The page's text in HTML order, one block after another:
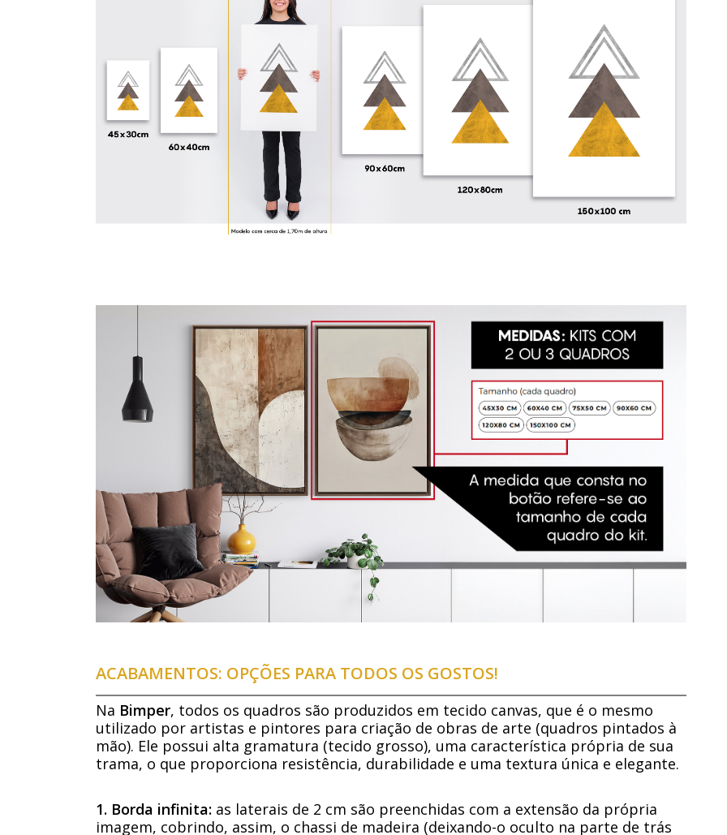
ACABAMENTOS: OPÇÕES PARA TODOS OS GOSTOS!
Na Bimper, todos os quadros são produzidos em tecido canvas, que é o mesmo
utilizado por artistas e pintores para criação de obras de arte (quadros pintados à
mão). Ele possui alta gramatura (tecido grosso), uma característica própria de sua
trama, o que proporciona resistência, durabilidade e uma textura única e elegante.
1. Borda infinita: as laterais de 2 cm são preenchidas com a extensão da própria
imagem, cobrindo, assim, o chassi de madeira (deixando-o oculto na parte de trás